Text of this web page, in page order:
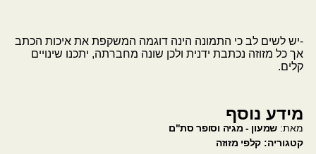
-יש לשים לב כי התמונה הינה דוגמה המשקפת את איכות הכתב
אך כל מזוזה נכתבת ידנית ולכן שונה מחברתה, יתכנו שינויים
קלים.
מידע נוסף
מאת: שמעון - מגיה וסופר סת"ם
קטגוריה: קלפי מזוזה